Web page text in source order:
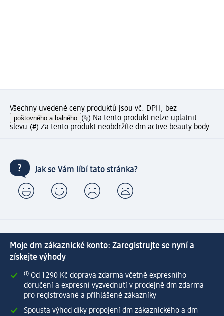
Všechny uvedené ceny produktů jsou vč. DPH, bez
poštovného a balného (§) Na tento produkt nelze uplatnit
slevu.(#) Za tento produkt neobdržíte dm active beauty body.
Jak se Vám líbí tato stránka?
Moje dm zákaznické konto: Zaregistrujte se nyní a
získejte výhody
⁽¹⁾ Od 1 290 Kč doprava zdarma včetně expresního
doručení a expresní vyzvednutí v prodejně dm zdarma
pro registrované a přihlášené zákazníky
Spousta výhod díky propojení dm zákaznického a dm